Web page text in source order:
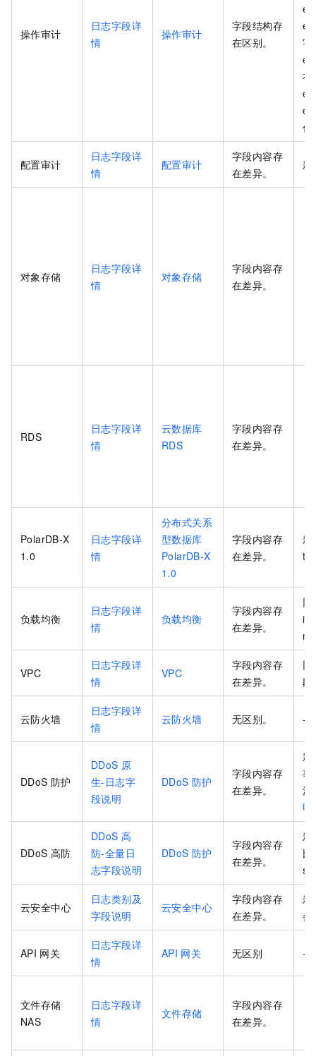
操作审计
日志字段详
情
操作审计
字段结构存
在区别。
字
在
代
配置审计
日志字段详
情
配置审计
字段内容存
在差异。
新
对象存储
日志字段详
情
对象存储
字段内容存
在差异。
RDS
日志字段详
情
云数据库
RDS
字段内容存
在差异。
PolarDB-X
1.0
日志字段详
情
分布式关系
型数据库
PolarDB-X
1.0
字段内容存
在差异。
新
负载均衡
日志字段详
情
负载均衡
字段内容存
在差异。
旧
VPC
日志字段详
情
VPC
字段内容存
在差异。
旧
段
云防火墙
日志字段详
情
云防火墙 无区别。 -
DDoS 防护
DDoS 原
生-日志字
段说明
DDoS 防护
字段内容存
在差异。
新
事
清
明
DDoS 高防
DDoS 高
防-全量日
志字段说明
DDoS 防护
字段内容存
在差异。
新
比
云安全中心
日志类别及
字段说明
云安全中心
字段内容存
在差异。
新
参
API 网关
日志字段详
情
API 网关 无区别 -
文件存储
NAS
日志字段详
情
文件存储
字段内容存
在差异。